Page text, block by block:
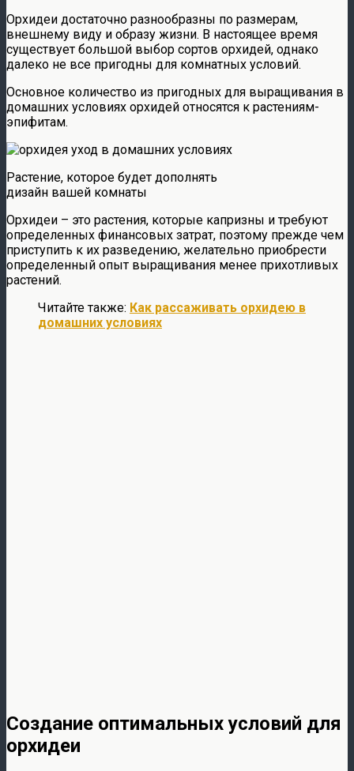
Орхидеи достаточно разнообразны по размерам,
внешнему виду и образу жизни. В настоящее время
существует большой выбор сортов орхидей, однако
далеко не все пригодны для комнатных условий.
Основное количество из пригодных для выращивания в
домашних условиях орхидей относятся к растениям-
эпифитам.
Растение, которое будет дополнять
дизайн вашей комнаты
Орхидеи – это растения, которые капризны и требуют
определенных финансовых затрат, поэтому прежде чем
приступить к их разведению, желательно приобрести
определенный опыт выращивания менее прихотливых
растений.
Читайте также: Как рассаживать орхидею в
домашних условиях
Создание оптимальных условий для
орхидеи